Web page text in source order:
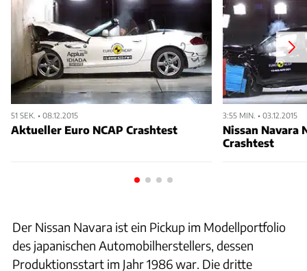
51 SEK. • 08.12.2015
Aktueller Euro NCAP Crashtest
3:55 MIN. • 03.12.2015
Nissan Navara
Crashtest
Der Nissan Navara ist ein Pickup im Modellportfolio
des japanischen Automobilherstellers, dessen
Produktionsstart im Jahr 1986 war. Die dritte